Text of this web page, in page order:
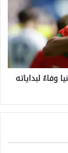
لبداياته